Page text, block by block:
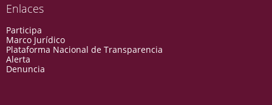
Enlaces
Participa
Marco Jurídico
Plataforma Nacional de Transparencia
Alerta
Denuncia